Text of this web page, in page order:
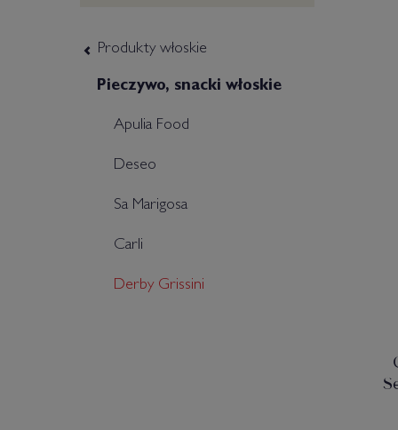
Produkty włoskie
Pieczywo, snacki włoskie
Apulia Food
Deseo
Sa Marigosa
Carli
Derby Grissini